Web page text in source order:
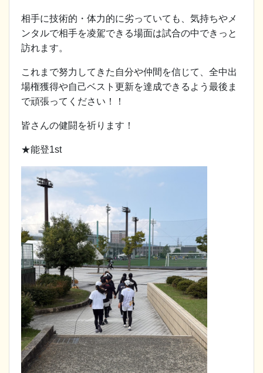
相手に技術的・体力的に劣っていても、気持ちやメ
ンタルで相手を凌駕できる場面は試合の中できっと
訪れます。
これまで努力してきた自分や仲間を信じて、全中出
場権獲得や自己ベスト更新を達成できるよう最後ま
で頑張ってください！！
皆さんの健闘を祈ります！
★能登1st